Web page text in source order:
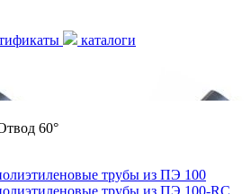
каталоги
60°
трубы из ПЭ 100
трубы из ПЭ 100-RC